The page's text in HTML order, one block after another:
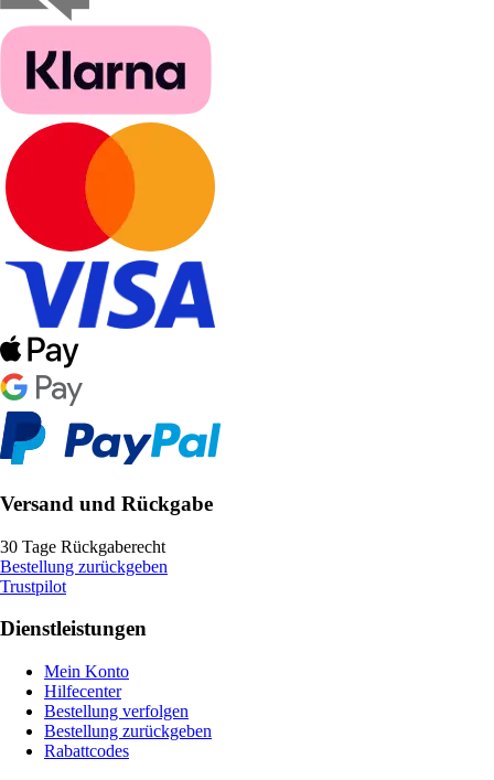
Versand und Rückgabe
30 Tage Rückgaberecht
Bestellung zurückgeben
Trustpilot
Dienstleistungen
Mein Konto
Hilfecenter
Bestellung verfolgen
Bestellung zurückgeben
Rabattcodes